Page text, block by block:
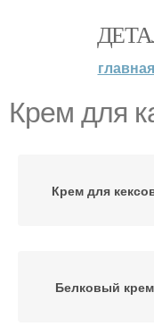
главная
Крем для
Крем для
Белковый крем